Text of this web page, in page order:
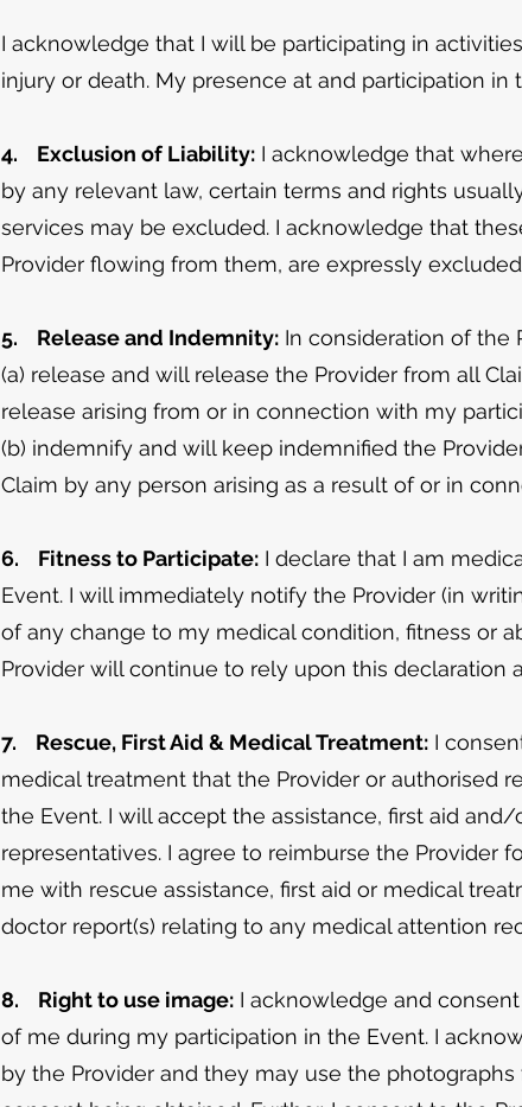
I acknowledge that I will be participating in
injury or death. My presence at and participation
4. Exclusion of Liability: I acknowledge that
by any relevant law, certain terms and rights
services may be excluded. I acknowledge that
Provider flowing from them, are expressly
5. Release and Indemnity: In consideration of the
(a) release and will release the Provider from all
release arising from or in connection with my
(b) indemnify and will keep indemnified the
Claim by any person arising as a result of or in
6. Fitness to Participate: I declare that I am
Event. I will immediately notify the Provider (in
of any change to my medical condition, fitness or
Provider will continue to rely upon this declaration
7. Rescue, First Aid & Medical Treatment: I
medical treatment that the Provider or authorised
the Event. I will accept the assistance, first aid
representatives. I agree to reimburse the Provider
me with rescue assistance, first aid or medical
doctor report(s) relating to any medical attention
8. Right to use image: I acknowledge and
of me during my participation in the Event. I
by the Provider and they may use the